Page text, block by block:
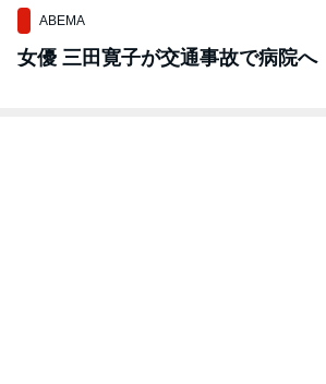
ABEMA
女優 三田寛子が交通事故で病院へ